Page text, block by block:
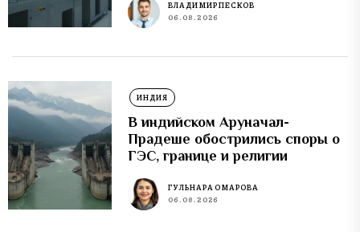
ВЛАДИМИР ПЕСКОВ
06.08.2026
ИНДИЯ
В индийском Аруначал-
Прадеше обострились споры о
ГЭС, границе и религии
ГУЛЬНАРА ОМАРОВА
06.08.2026